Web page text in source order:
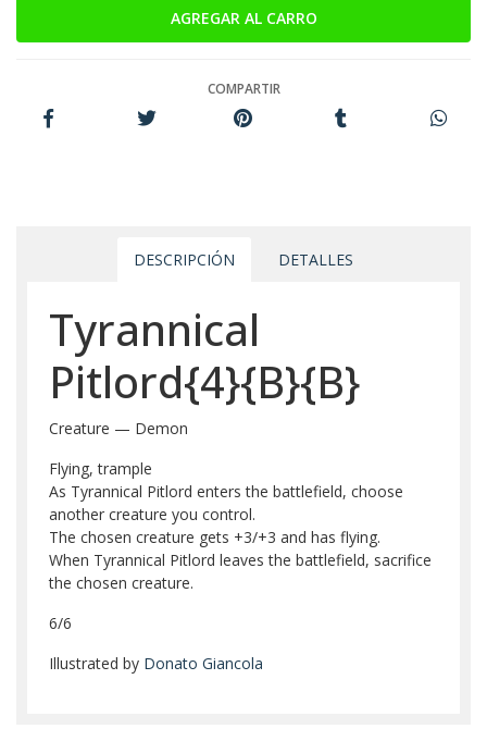
COMPARTIR
DESCRIPCIÓN DETALLES
Tyrannical
Pitlord{4}{B}{B}
Creature — Demon
Flying, trample
As Tyrannical Pitlord enters the battlefield, choose
another creature you control.
The chosen creature gets +3/+3 and has flying.
When Tyrannical Pitlord leaves the battlefield, sacrifice
the chosen creature.
6/6
Illustrated by Donato Giancola